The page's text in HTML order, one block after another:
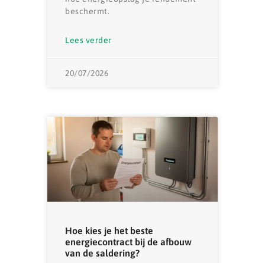
beschermt.
Lees verder
20/07/2026
Hoe kies je het beste
energiecontract bij de afbouw
van de saldering?